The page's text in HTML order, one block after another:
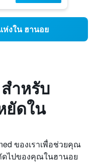
ห่งใน ฮานอย
ำหรับ
ยัดใน
ของเราเพื่อช่วยคุณ
ดไปของคุณในฮานอย